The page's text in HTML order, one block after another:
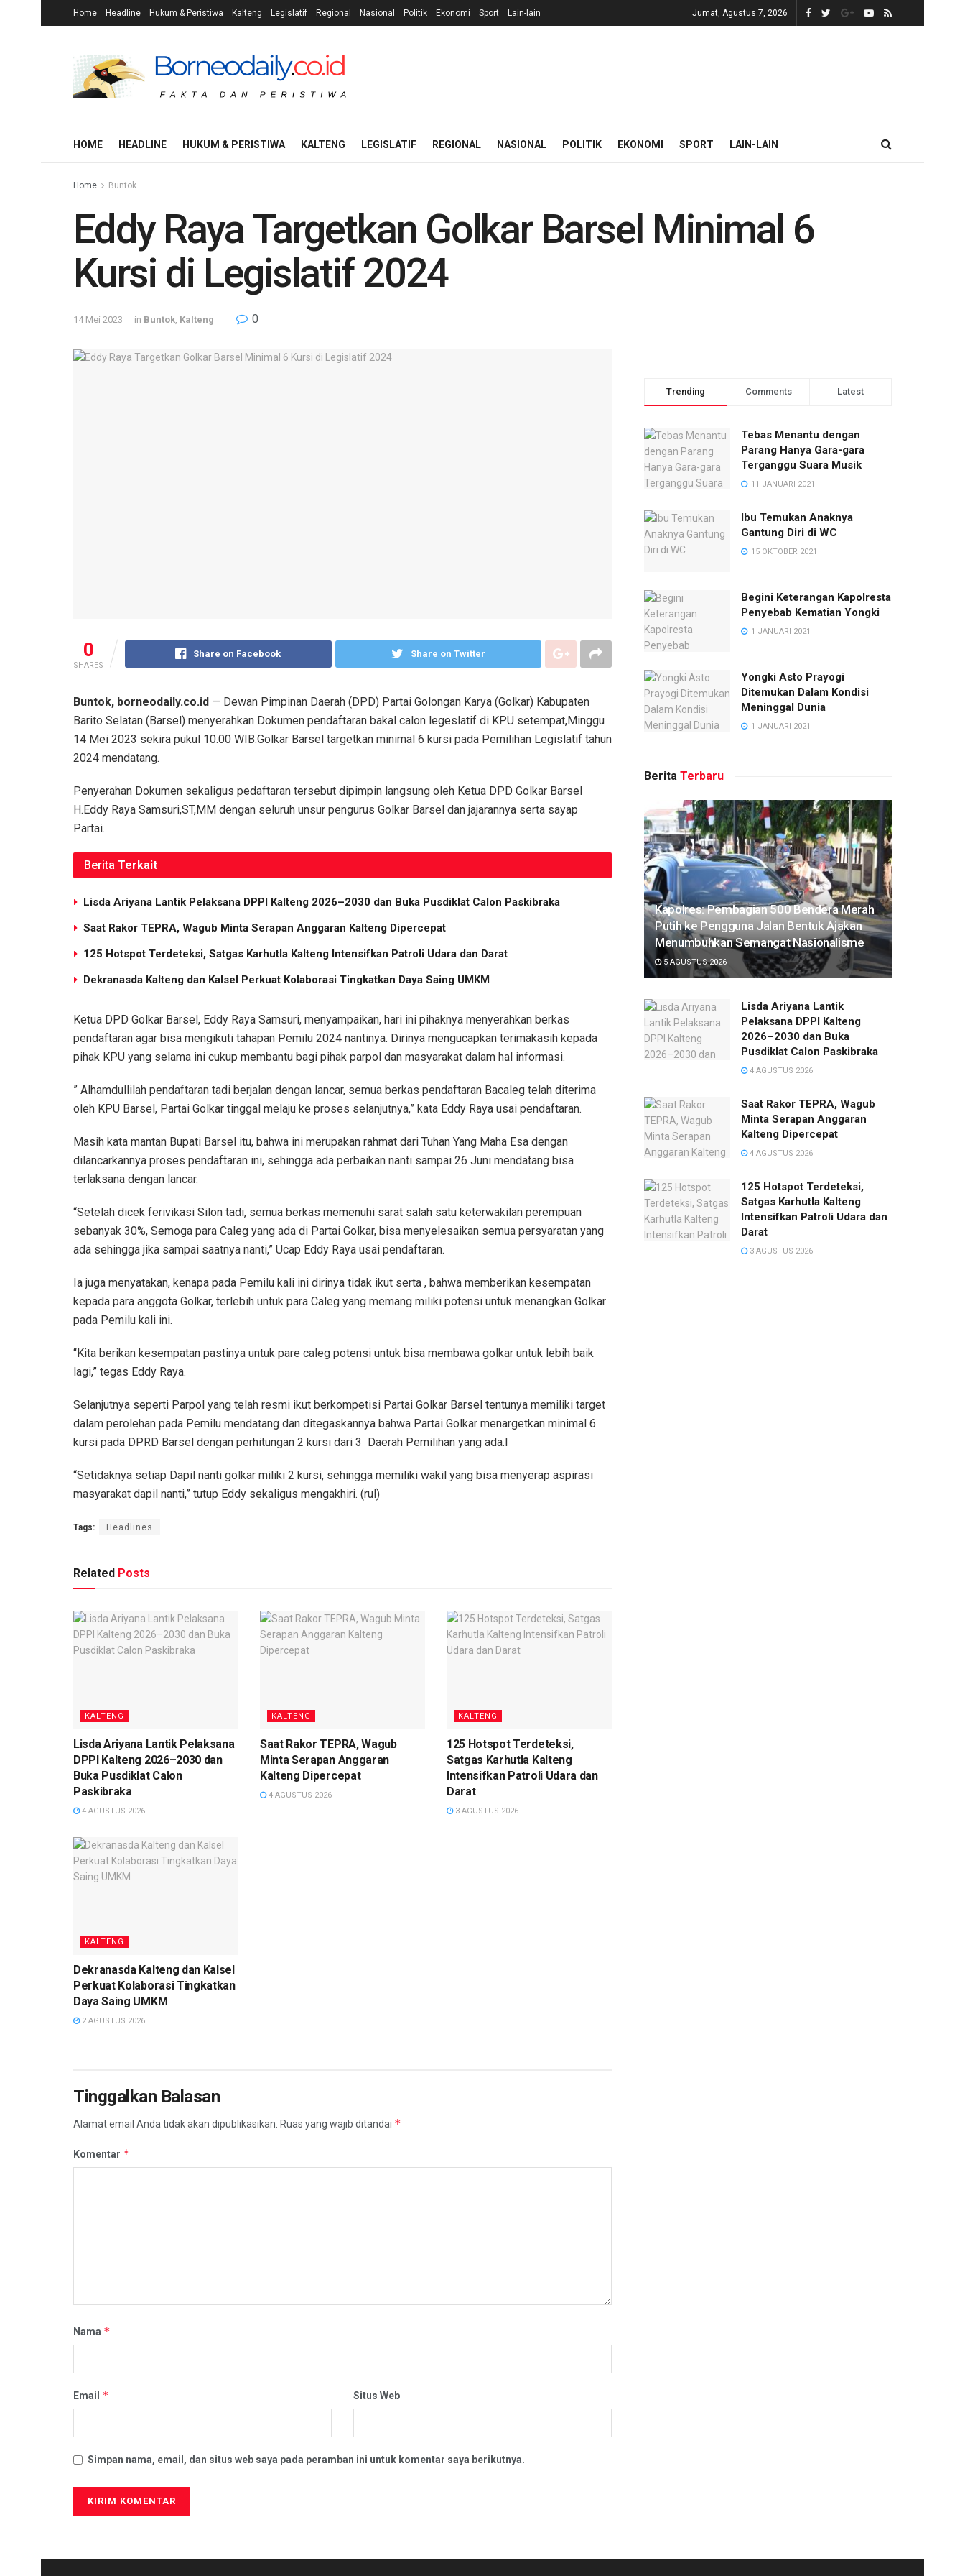
Home Headline Hukum & Peristiwa Kalteng Legislatif Regional Nasional Politik Ekonomi Sport Lain-lain Jumat, Agustus 7, 2026
HOME HEADLINE HUKUM & PERISTIWA KALTENG LEGISLATIF REGIONAL NASIONAL POLITIK EKONOMI SPORT LAIN-LAIN
Home Buntok
Eddy Raya Targetkan Golkar Barsel Minimal 6
Kursi di Legislatif 2024
14 Mei 2023 in Buntok, Kalteng 0
0
SHARES
Share on Facebook Share on Twitter
Buntok, borneodaily.co.id — Dewan Pimpinan Daerah (DPD) Partai Golongan Karya (Golkar) Kabupaten
Barito Selatan (Barsel) menyerahkan Dokumen pendaftaran bakal calon legeslatif di KPU setempat,Minggu
14 Mei 2023 sekira pukul 10.00 WIB.Golkar Barsel targetkan minimal 6 kursi pada Pemilihan Legislatif tahun
2024 mendatang.
Penyerahan Dokumen sekaligus pedaftaran tersebut dipimpin langsung oleh Ketua DPD Golkar Barsel
H.Eddy Raya Samsuri,ST,MM dengan seluruh unsur pengurus Golkar Barsel dan jajarannya serta sayap
Partai.
Berita Terkait
Lisda Ariyana Lantik Pelaksana DPPI Kalteng 2026–2030 dan Buka Pusdiklat Calon Paskibraka
Saat Rakor TEPRA, Wagub Minta Serapan Anggaran Kalteng Dipercepat
125 Hotspot Terdeteksi, Satgas Karhutla Kalteng Intensifkan Patroli Udara dan Darat
Dekranasda Kalteng dan Kalsel Perkuat Kolaborasi Tingkatkan Daya Saing UMKM
Ketua DPD Golkar Barsel, Eddy Raya Samsuri, menyampaikan, hari ini pihaknya menyerahkan berkas
pendaftaran agar bisa mengikuti tahapan Pemilu 2024 nantinya. Dirinya mengucapkan terimakasih kepada
pihak KPU yang selama ini cukup membantu bagi pihak parpol dan masyarakat dalam hal informasi.
” Alhamdullilah pendaftaran tadi berjalan dengan lancar, semua berkas pendaftaran Bacaleg telah diterima
oleh KPU Barsel, Partai Golkar tinggal melaju ke proses selanjutnya,” kata Eddy Raya usai pendaftaran.
Masih kata mantan Bupati Barsel itu, bahwa ini merupakan rahmat dari Tuhan Yang Maha Esa dengan
dilancarkannya proses pendaftaran ini, sehingga ada perbaikan nanti sampai 26 Juni mendatang bisa
terlaksana dengan lancar.
“Setelah dicek ferivikasi Silon tadi, semua berkas memenuhi sarat salah satu keterwakilan perempuan
sebanyak 30%, Semoga para Caleg yang ada di Partai Golkar, bisa menyelesaikan semua persyaratan yang
ada sehingga jika sampai saatnya nanti,” Ucap Eddy Raya usai pendaftaran.
Ia juga menyatakan, kenapa pada Pemilu kali ini dirinya tidak ikut serta , bahwa memberikan kesempatan
kepada para anggota Golkar, terlebih untuk para Caleg yang memang miliki potensi untuk menangkan Golkar
pada Pemilu kali ini.
“Kita berikan kesempatan pastinya untuk pare caleg potensi untuk bisa membawa golkar untuk lebih baik
lagi,” tegas Eddy Raya.
Selanjutnya seperti Parpol yang telah resmi ikut berkompetisi Partai Golkar Barsel tentunya memiliki target
dalam perolehan pada Pemilu mendatang dan ditegaskannya bahwa Partai Golkar menargetkan minimal 6
kursi pada DPRD Barsel dengan perhitungan 2 kursi dari 3 Daerah Pemilihan yang ada.l
“Setidaknya setiap Dapil nanti golkar miliki 2 kursi, sehingga memiliki wakil yang bisa menyerap aspirasi
masyarakat dapil nanti,” tutup Eddy sekaligus mengakhiri. (rul)
Tags: Headlines
Related Posts
KALTENG
Lisda Ariyana Lantik Pelaksana
DPPI Kalteng 2026–2030 dan
Buka Pusdiklat Calon
Paskibraka
4 AGUSTUS 2026
KALTENG
Saat Rakor TEPRA, Wagub
Minta Serapan Anggaran
Kalteng Dipercepat
4 AGUSTUS 2026
KALTENG
125 Hotspot Terdeteksi,
Satgas Karhutla Kalteng
Intensifkan Patroli Udara dan
Darat
3 AGUSTUS 2026
KALTENG
Dekranasda Kalteng dan Kalsel
Perkuat Kolaborasi Tingkatkan
Daya Saing UMKM
2 AGUSTUS 2026
Tinggalkan Balasan
Alamat email Anda tidak akan dipublikasikan. Ruas yang wajib ditandai *
Komentar *
Nama *
Email * Situs Web
Simpan nama, email, dan situs web saya pada peramban ini untuk komentar saya berikutnya.
Trending Comments Latest
Tebas Menantu dengan
Parang Hanya Gara-gara
Terganggu Suara Musik
11 JANUARI 2021
Ibu Temukan Anaknya
Gantung Diri di WC
15 OKTOBER 2021
Begini Keterangan Kapolresta
Penyebab Kematian Yongki
1 JANUARI 2021
Yongki Asto Prayogi
Ditemukan Dalam Kondisi
Meninggal Dunia
1 JANUARI 2021
Berita Terbaru
Kapolres: Pembagian 500 Bendera Merah
Putih ke Pengguna Jalan Bentuk Ajakan
Menumbuhkan Semangat Nasionalisme
5 AGUSTUS 2026
Lisda Ariyana Lantik
Pelaksana DPPI Kalteng
2026–2030 dan Buka
Pusdiklat Calon Paskibraka
4 AGUSTUS 2026
Saat Rakor TEPRA, Wagub
Minta Serapan Anggaran
Kalteng Dipercepat
4 AGUSTUS 2026
125 Hotspot Terdeteksi,
Satgas Karhutla Kalteng
Intensifkan Patroli Udara dan
Darat
3 AGUSTUS 2026